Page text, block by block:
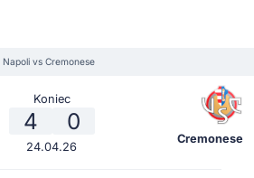
Napoli vs Cremonese
Koniec
4 0
24.04.26
Cremonese